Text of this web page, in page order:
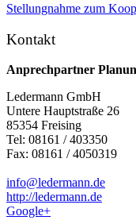
Stellungnahme zum
Kontakt
Anprechpartner
Ledermann GmbH
Untere Hauptstraße 26
85354 Freising
Tel: 08161 / 403350
Fax: 08161 / 4050319
info@ledermann.de
http://ledermann.de
Google+